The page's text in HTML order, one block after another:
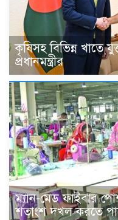
কৃষিসহ বিভিন্ন খাতে
প্রধানমন্ত্রীর
ম্যান-মেড ফাইবার
শতাংশ দখল করতে